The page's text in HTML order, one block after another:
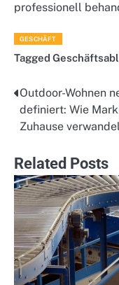
professionell
GESCHÄFT
Tagged
Post
navigation
Outdoor-Wohnen
definiert: Wie
Zuhause
Related Posts